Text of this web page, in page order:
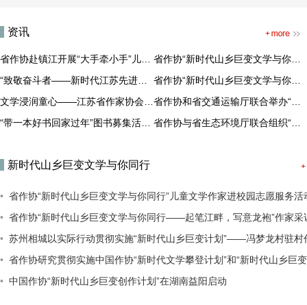
资讯
新时代山乡巨变文学与你同行
省作协“新时代山乡巨变文学与你同行”儿童文学作家进校园志愿服务活动
省作协“新时代山乡巨变文学与你同行——起笔江畔，写意龙袍”作家采访创作活动在六合
苏州相城以实际行动贯彻实施“新时代山乡巨变计划”——冯梦龙村驻村作家行活动
省作协研究贯彻实施中国作协“新时代文学攀登计划”和“新时代山乡巨变创作计划”的工
中国作协“新时代山乡巨变创作计划”在湖南益阳启动